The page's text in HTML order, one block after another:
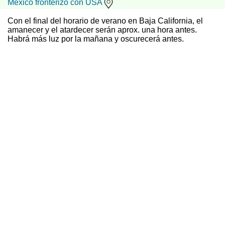
Mexico fronterizo con USA
Con el final del horario de verano en Baja California, el
amanecer y el atardecer serán aprox. una hora antes.
Habrá más luz por la mañana y oscurecerá antes.